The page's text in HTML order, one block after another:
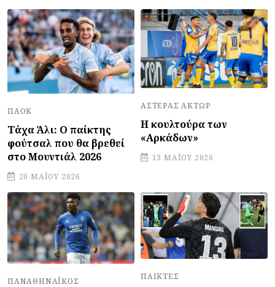
ΠΑΟΚ
Τάχα Άλι: Ο παίκτης
φούτσαλ που θα βρεθεί
στο Μουντιάλ 2026
20 ΜΑΪ́ΟΥ 2026
ΑΣΤΈΡΑΣ ΆΚΤΩΡ
Η κουλτούρα των
«Αρκάδων»
13 ΜΑΪ́ΟΥ 2026
ΠΑΝΑΘΗΝΑΪΚΌΣ ΠΑΊΚΤΕΣ